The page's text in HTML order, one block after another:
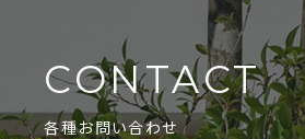
CONTACT
各種お問い合わせ